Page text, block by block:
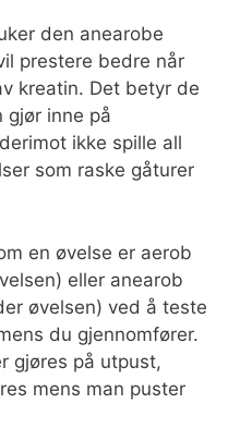
den anearobe
prestere bedre når
kreatin. Det betyr de
gjør inne på
ikke spille all
som raske gåturer
en øvelse er aerob
eller anearob
øvelsen) ved å teste
du gjennomfører.
gjøres på utpust,
mens man puster